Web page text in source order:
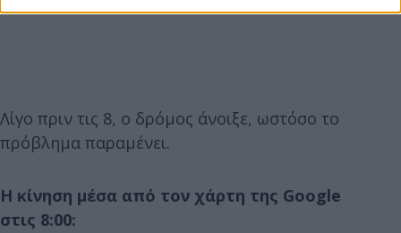
Λίγο πριν τις 8, ο δρόμος άνοιξε, ωστόσο το
πρόβλημα παραμένει.
Η κίνηση μέσα από τον χάρτη της Google
στις 8:00: